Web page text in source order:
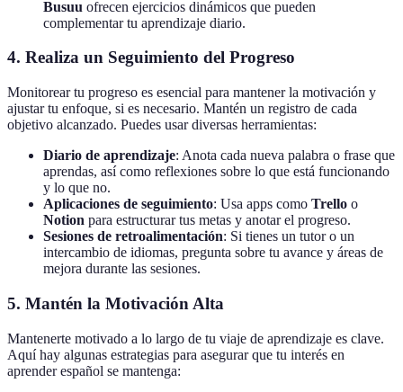
Busuu ofrecen ejercicios dinámicos que pueden
complementar tu aprendizaje diario.
4. Realiza un Seguimiento del Progreso
Monitorear tu progreso es esencial para mantener la motivación y
ajustar tu enfoque, si es necesario. Mantén un registro de cada
objetivo alcanzado. Puedes usar diversas herramientas:
Diario de aprendizaje: Anota cada nueva palabra o frase que
aprendas, así como reflexiones sobre lo que está funcionando
y lo que no.
Aplicaciones de seguimiento: Usa apps como Trello o
Notion para estructurar tus metas y anotar el progreso.
Sesiones de retroalimentación: Si tienes un tutor o un
intercambio de idiomas, pregunta sobre tu avance y áreas de
mejora durante las sesiones.
5. Mantén la Motivación Alta
Mantenerte motivado a lo largo de tu viaje de aprendizaje es clave.
Aquí hay algunas estrategias para asegurar que tu interés en
aprender español se mantenga: